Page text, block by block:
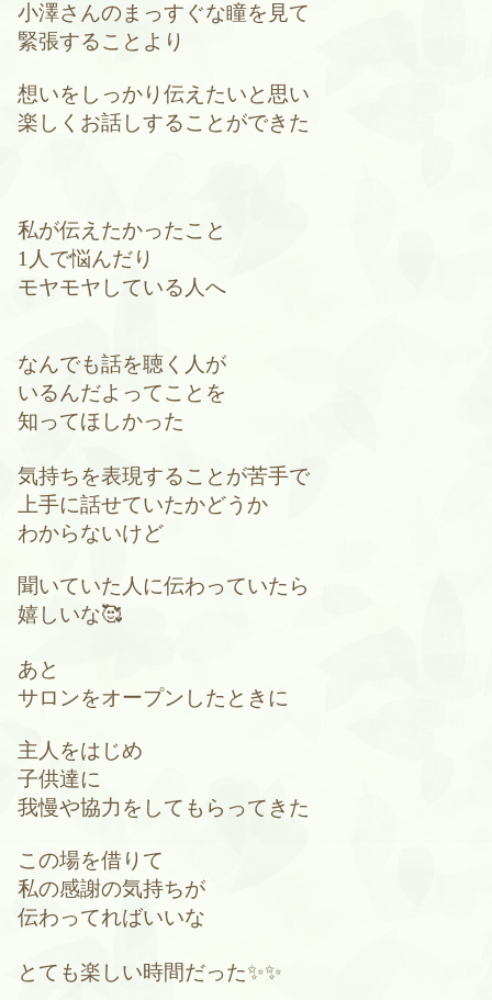
小澤さんのまっすぐな瞳を見て
緊張することより
想いをしっかり伝えたいと思い
楽しくお話しすることができた
私が伝えたかったこと
1人で悩んだり
モヤモヤしている人へ
なんでも話を聴く人が
いるんだよってことを
知ってほしかった
気持ちを表現することが苦手で
上手に話せていたかどうか
わからないけど
聞いていた人に伝わっていたら
嬉しいな🥰
あと
サロンをオープンしたときに
主人をはじめ
子供達に
我慢や協力をしてもらってきた
この場を借りて
私の感謝の気持ちが
伝わってればいいな
とても楽しい時間だった✨✨